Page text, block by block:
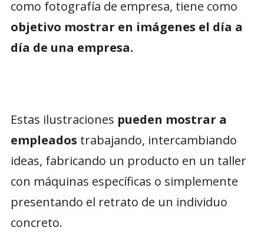
como fotografía de empresa, tiene como
objetivo mostrar en imágenes el día a
día de una empresa.
Estas ilustraciones pueden mostrar a
empleados trabajando, intercambiando
ideas, fabricando un producto en un taller
con máquinas específicas o simplemente
presentando el retrato de un individuo
concreto.